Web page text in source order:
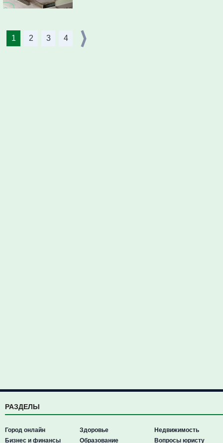
1 2 3 4
РАЗДЕЛЫ
Город онлайн
Бизнес и финансы
Здоровье
Образование
Недвижимость
Вопросы юристу